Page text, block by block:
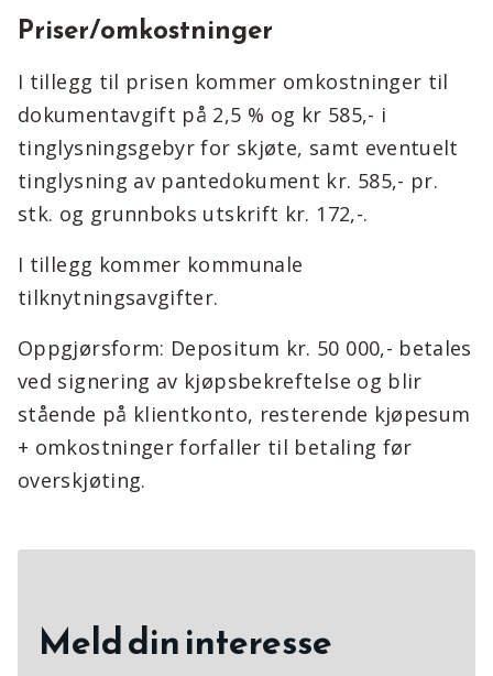
Priser/omkostninger
I tillegg til prisen kommer omkostninger til
dokumentavgift på 2,5 % og kr 585,- i
tinglysningsgebyr for skjøte, samt eventuelt
tinglysning av pantedokument kr. 585,- pr.
stk. og grunnboks utskrift kr. 172,-.
I tillegg kommer kommunale
tilknytningsavgifter.
Oppgjørsform: Depositum kr. 50 000,- betales
ved signering av kjøpsbekreftelse og blir
stående på klientkonto, resterende kjøpesum
+ omkostninger forfaller til betaling før
overskjøting.
Meld din interesse